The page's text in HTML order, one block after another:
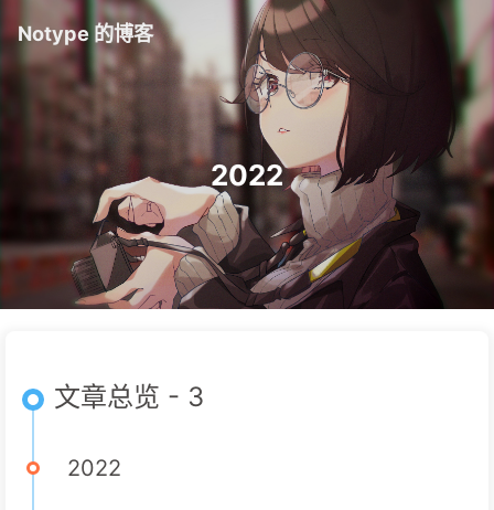
Notype 的博客
2022
文章总览 - 3
2022